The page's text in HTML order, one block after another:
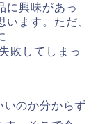
に興味があっ
ます。ただ、
敗してしまっ
いのか分からず